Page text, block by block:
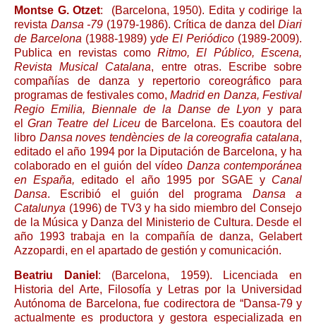
Montse G. Otzet: (Barcelona, 1950). Edita y codirige la
revista Dansa -79 (1979-1986). Crítica de danza del Diari
de Barcelona (1988-1989) yde El Periódico (1989-2009).
Publica en revistas comoRitmo, El Público, Escena,
Revista Musical Catalana, entre otras. Escribe sobre
compañías de danza y repertorio coreográfico para
programas de festivales como,Madrid en Danza, Festival
Regio Emilia, Biennale de la Danse de Lyon y para
elGran Teatre del Liceude Barcelona. Es coautora del
libro Dansa noves tendències de la coreografia catalana,
editado el año 1994 por la Diputación de Barcelona, y ha
colaborado en el guión del vídeo Danza contemporánea
en España, editado el año 1995 por SGAE y Canal
Dansa. Escribió el guión del programa Dansa a
Catalunya (1996) de TV3 y ha sido miembro del Consejo
de la Música y Danza del Ministerio de Cultura. Desde el
año 1993 trabaja en la compañía de danza, Gelabert
Azzopardi, en el apartado de gestión y comunicación.
Beatriu Daniel : (Barcelona, 1959). Licenciada en
Historia del Arte, Filosofía y Letras por la Universidad
Autónoma de Barcelona, fue codirectora de “Dansa-79 y
actualmente es productora y gestora especializada en